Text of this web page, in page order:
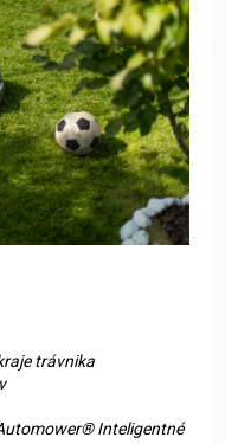
trávnika
Inteligentné